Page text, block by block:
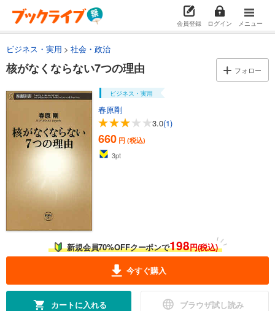
会員登録 ログイン メニュー
ビジネス・実用 社会・政治
核がなくならない7つの理由 フォロー
ビジネス・実用
春原剛
3.0(1)
660 円 (税込)
3pt
新規会員70%OFFクーポンで198円(税込)
今すぐ購入
カートに入れる ブラウザ試し読み